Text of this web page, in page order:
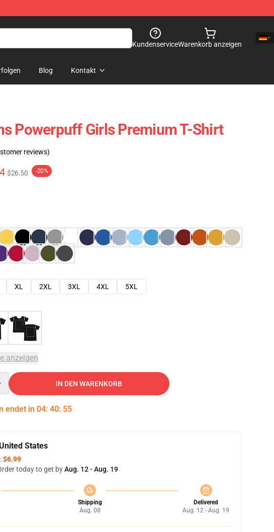
KundenserviceWarenkorb anzeigen
Blog Kontakt
Powerpuff Girls Premium T-Shirt
reviews)
$26.50 -20%
XL 2XL 3XL 4XL
5XL
anzeigen
IN DEN WARENKORB
endet in 04: 40: 54
States
$6.99
today to get byAug. 12 - Aug. 19
Shipping
Aug. 08
Delivered
Aug. 12 - Aug. 19